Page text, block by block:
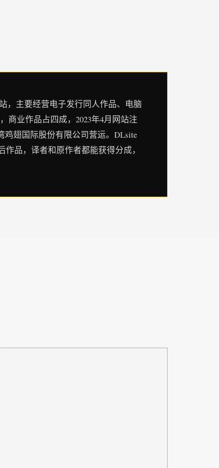
，主要经营电子发行同人作品、电脑
商业作品占四成，2023年4月网站注
鸡翅国际股份有限公司营运。DLsite
品，译者和原作者都能获得分成，